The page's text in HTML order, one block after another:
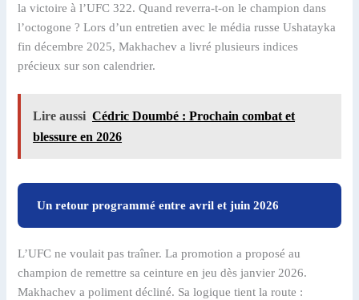
la victoire à l’UFC 322. Quand reverra-t-on le champion dans
l’octogone ? Lors d’un entretien avec le média russe Ushatayka
fin décembre 2025, Makhachev a livré plusieurs indices
précieux sur son calendrier.
Lire aussi Cédric Doumbé : Prochain combat et
blessure en 2026
Un retour programmé entre avril et juin 2026
L’UFC ne voulait pas traîner. La promotion a proposé au
champion de remettre sa ceinture en jeu dès janvier 2026.
Makhachev a poliment décliné. Sa logique tient la route :